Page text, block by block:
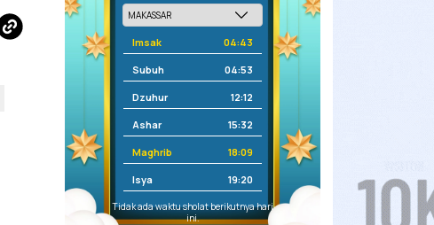
Imsak 04:43
Subuh 04:53
Dzuhur 12:12
Ashar 15:32
Maghrib 18:09
Isya 19:20
Tidak ada waktu sholat berikutnya hari
ini.